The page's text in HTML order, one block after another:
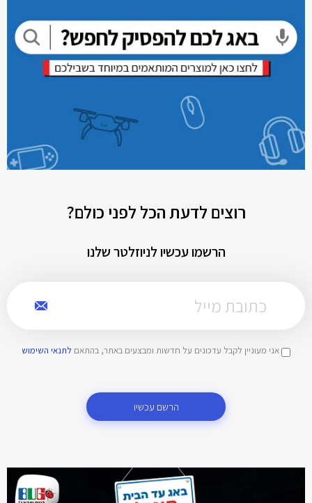
רוצים לדעת הכל לפני כולם?
הרשמו עכשיו לניוזלטר שלנו
אני מעוניין לקבל עדכונים על חדשות ומבצעים באתר, בהתאם לתנאי השימוש
הרשם עכשיו